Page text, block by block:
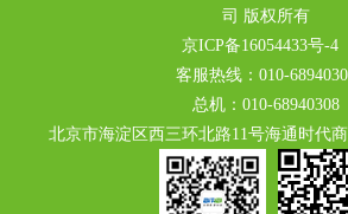
司 版权所有
京ICP备16054433号-4
客服热线：010-
总机：010-68940308
北京市海淀区西三环北路11号海通时代